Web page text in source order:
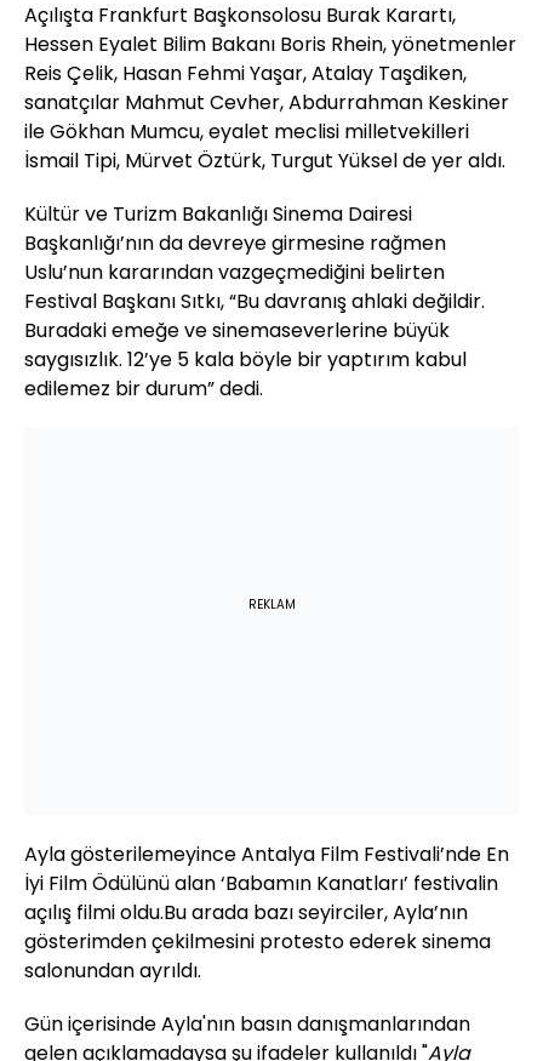
Açılışta Frankfurt Başkonsolosu Burak Karartı,
Hessen Eyalet Bilim Bakanı Boris Rhein, yönetmenler
Reis Çelik, Hasan Fehmi Yaşar, Atalay Taşdiken,
sanatçılar Mahmut Cevher, Abdurrahman Keskiner
ile Gökhan Mumcu, eyalet meclisi milletvekilleri
İsmail Tipi, Mürvet Öztürk, Turgut Yüksel de yer aldı.
Kültür ve Turizm Bakanlığı Sinema Dairesi
Başkanlığı’nın da devreye girmesine rağmen
Uslu’nun kararından vazgeçmediğini belirten
Festival Başkanı Sıtkı, “Bu davranış ahlaki değildir.
Buradaki emeğe ve sinemaseverlerine büyük
saygısızlık. 12’ye 5 kala böyle bir yaptırım kabul
edilemez bir durum” dedi.
REKLAM
Ayla gösterilemeyince Antalya Film Festivali’nde En
İyi Film Ödülünü alan ‘Babamın Kanatları’ festivalin
açılış filmi oldu.Bu arada bazı seyirciler, Ayla’nın
gösterimden çekilmesini protesto ederek sinema
salonundan ayrıldı.
Gün içerisinde Ayla'nın basın danışmanlarından
gelen açıklamadaysa şu ifadeler kullanıldı "Ayla